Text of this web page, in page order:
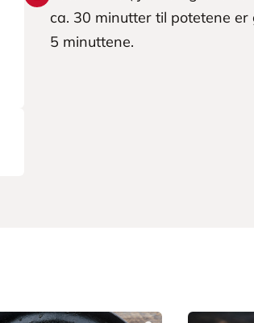
ca. 30 minutter til potetene
5 minuttene.